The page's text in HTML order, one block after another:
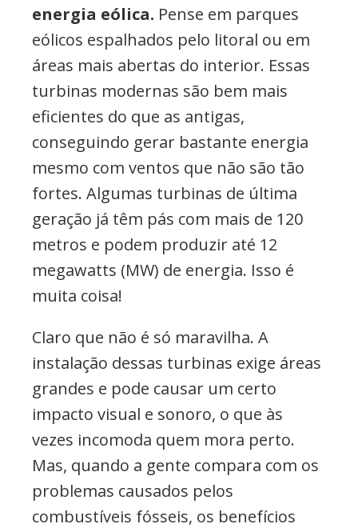
energia eólica. Pense em parques
eólicos espalhados pelo litoral ou em
áreas mais abertas do interior. Essas
turbinas modernas são bem mais
eficientes do que as antigas,
conseguindo gerar bastante energia
mesmo com ventos que não são tão
fortes. Algumas turbinas de última
geração já têm pás com mais de 120
metros e podem produzir até 12
megawatts (MW) de energia. Isso é
muita coisa!
Claro que não é só maravilha. A
instalação dessas turbinas exige áreas
grandes e pode causar um certo
impacto visual e sonoro, o que às
vezes incomoda quem mora perto.
Mas, quando a gente compara com os
problemas causados pelos
combustíveis fósseis, os benefícios